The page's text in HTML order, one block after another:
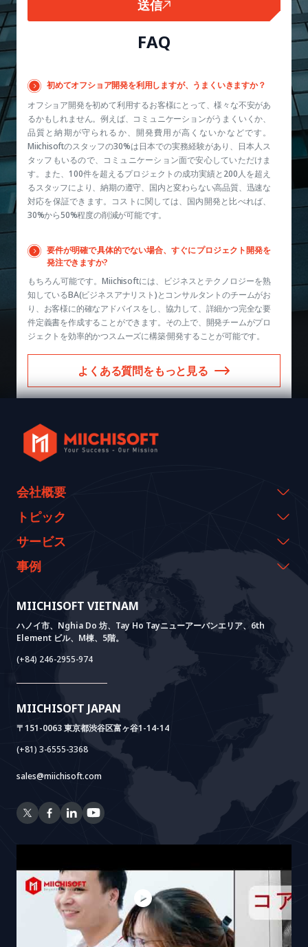
送信
FAQ
初めてオフショア開発を利用しますが、うまくいきますか？
オフショア開発を初めて利用するお客様にとって、様々な不安があ
るかもしれません。例えば、コミュニケーションがうまくいくか、
品質と納期が守られるか、開発費用が高くないかなどです。
Miichisoftのスタッフの30%は日本での実務経験があり、日本人ス
タッフもいるので、コミュニケーション面で安心していただけま
す。また、100件を超えるプロジェクトの成功実績と200人を超え
るスタッフにより、納期の遵守、国内と変わらない高品質、迅速な
対応を保証できます。コストに関しては、国内開発と比べれば、
30%から50%程度の削減が可能です。
要件が明確で具体的でない場合、すぐにプロジェクト開発を
発注できますか?
もちろん可能です。Miichisoftには、ビジネスとテクノロジーを熟
知しているBA(ビジネスアナリスト)とコンサルタントのチームがお
り、お客様に的確なアドバイスをし、協力して、詳細かつ完全な要
件定義書を作成することができます。その上で、開発チームがプロ
ジェクトを効率的かつスムーズに構築·開発することが可能です。
よくある質問をもっと見る
MIICHISOFT VIETNAM
ハノイ市、Nghia Do 坊、Tay Ho Tayニューアーバンエリア、6th
Element ビル、M棟、5階。
(+84) 246-2955-974
MIICHISOFT JAPAN
〒151-0063 東京都渋谷区富ヶ谷1-14-14
(+81) 3-6555-3368
sales@miichisoft.com
会社概要
会社概要
代表のメッセージ
沿革
価値観
トピック
イベント & ウェビナー
資料室
ニュース
FAQ
サービス
AI CO-CREATION
AI PoC開発
Core Lab
System Lab
Power Lab
AI+ SOLUTIONS
AI+ Products
Meet AI+
AI+ Package
RAG Package
VIETNAM BRIDGE
BOTモデル
事例
実績
お客様の声